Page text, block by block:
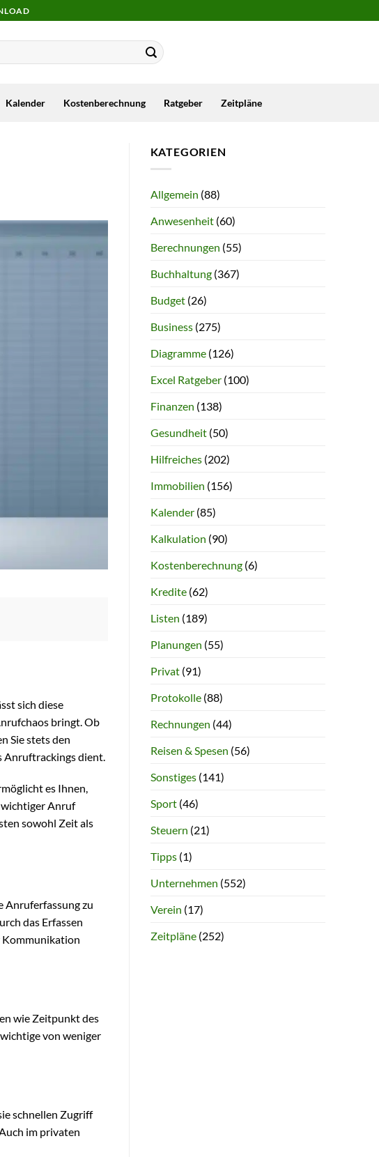
Kalender Kostenberechnung Ratgeber Zeitpläne
sich diese
bringt. Ob
Sie stets den
Anruftrackings dient.
es Ihnen,
Anruf
sowohl Zeit als
Anruferfassung zu
das Erfassen
Kommunikation
wie Zeitpunkt des
von weniger
schnellen Zugriff
im privaten
KATEGORIEN
Allgemein (88)
Anwesenheit(60)
Berechnungen (55)
Buchhaltung(367)
Budget(26)
Business(275)
Diagramme(126)
Excel Ratgeber(100)
Finanzen (138)
Gesundheit(50)
Hilfreiches(202)
Immobilien (156)
Kalender(85)
Kalkulation (90)
Kostenberechnung(6)
Kredite(62)
Listen (189)
Planungen (55)
Privat(91)
Protokolle(88)
Rechnungen (44)
Reisen & Spesen (56)
Sonstiges(141)
Sport(46)
Steuern (21)
Tipps(1)
Unternehmen (552)
Verein (17)
Zeitpläne(252)